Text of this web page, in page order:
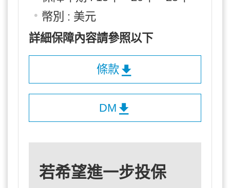
幣別 : 美元
詳細保障內容請參照以下
條款
DM
若希望進一步投保